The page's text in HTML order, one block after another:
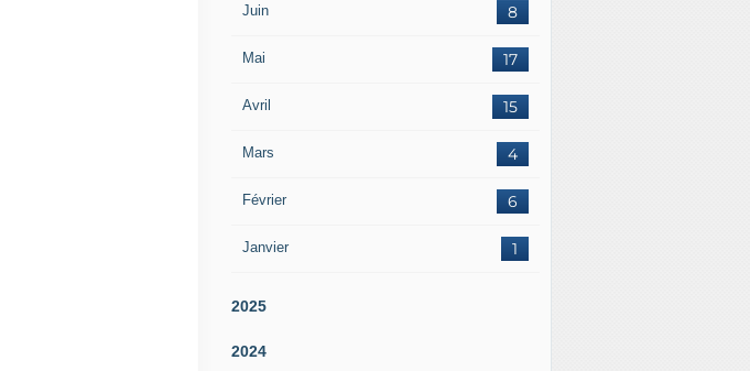
Juin 8
Mai 17
Avril 15
Mars 4
Février 6
Janvier 1
2025
2024